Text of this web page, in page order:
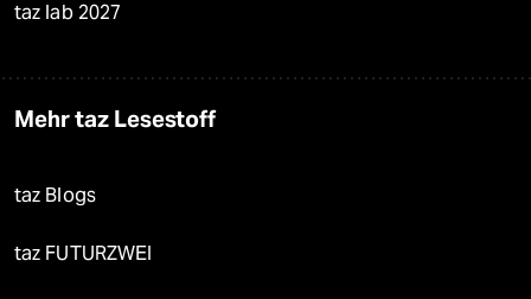
taz lab 2027
Mehr taz Lesestoff
taz Blogs
taz FUTURZWEI